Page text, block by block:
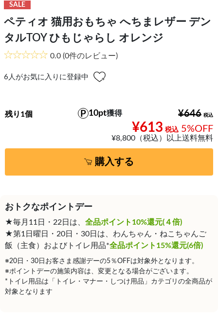
SALE
ペティオ 猫用おもちゃ へちまレザー デン
タルTOY ひもじゃらし オレンジ
0.0 (0件のレビュー)
6 人がお気に入りに登録中
¥646
¥613 5%OFF
10pt獲得
¥8,800（税込）以上送料無料
残り1個
購入する
おトクなポイントデー
★毎月11日・22日は、 全品ポイント10%還元(４倍)
★第1日曜日・20日・30日は、わんちゃん・ねこちゃんご
飯（主食）およびトイレ用品*全品ポイント15%還元(6倍)
※20日・30日お客さま感謝デーの5％OFFは対象外となります。
※ポイントデーの施策内容は、変更となる場合がございます。
*トイレ用品は「トイレ・マナー・しつけ用品」カテゴリの全商品が
対象となります